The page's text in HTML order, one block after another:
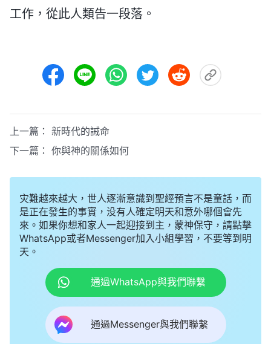
工作，從此人類告一段落。
上一篇： 新時代的誡命
下一篇： 你與神的關係如何
灾難越來越大，世人逐漸意識到聖經預言不是童話，而
是正在發生的事實，没有人確定明天和意外哪個會先
來。如果你想和家人一起迎接到主，蒙神保守，請點擊
WhatsApp或者Messenger加入小組學習，不要等到明
天。
通過WhatsApp與我們聯繫
通過Messenger與我們聯繫